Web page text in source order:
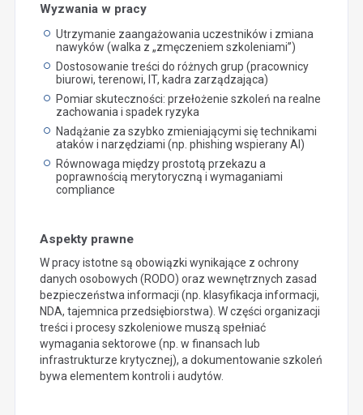
Wyzwania w pracy
Utrzymanie zaangażowania uczestników i zmiana
nawyków (walka z „zmęczeniem szkoleniami”)
Dostosowanie treści do różnych grup (pracownicy
biurowi, terenowi, IT, kadra zarządzająca)
Pomiar skuteczności: przełożenie szkoleń na realne
zachowania i spadek ryzyka
Nadążanie za szybko zmieniającymi się technikami
ataków i narzędziami (np. phishing wspierany AI)
Równowaga między prostotą przekazu a
poprawnością merytoryczną i wymaganiami
compliance
Aspekty prawne
W pracy istotne są obowiązki wynikające z ochrony
danych osobowych (RODO) oraz wewnętrznych zasad
bezpieczeństwa informacji (np. klasyfikacja informacji,
NDA, tajemnica przedsiębiorstwa). W części organizacji
treści i procesy szkoleniowe muszą spełniać
wymagania sektorowe (np. w finansach lub
infrastrukturze krytycznej), a dokumentowanie szkoleń
bywa elementem kontroli i audytów.